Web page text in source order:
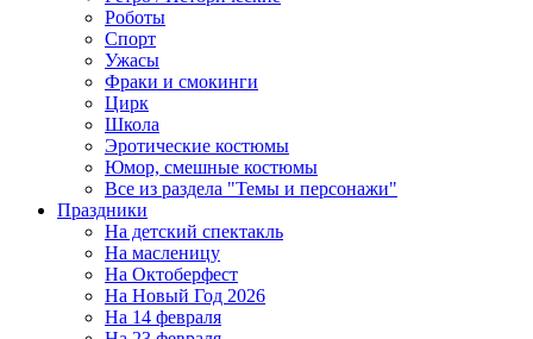
Роботы
Спорт
Ужасы
Фраки и смокинги
Цирк
Школа
Эротические костюмы
Юмор, смешные костюмы
Все из раздела "Темы и персонажи"
Праздники
На детский спектакль
На масленицу
На Октоберфест
На Новый Год 2026
На 14 февраля